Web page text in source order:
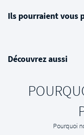
Ils pourraient vous
Découvrez aussi
Pourquoi